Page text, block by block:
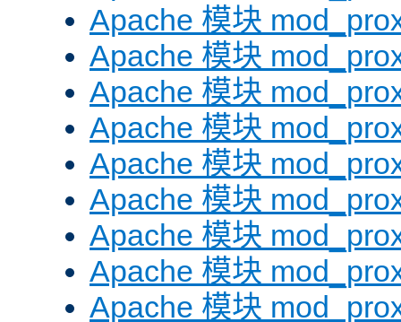
Apache 模块
Apache 模块
Apache 模块
Apache 模块
Apache 模块
Apache 模块
Apache 模块
Apache 模块
Apache 模块